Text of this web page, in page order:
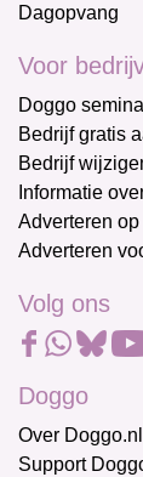
Dagopvang
Voor
Doggo
Bedrijf gratis
Bedrijf
Informatie
Adverteren op
Adverteren
Volg ons
Doggo
Over Doggo.nl
Support